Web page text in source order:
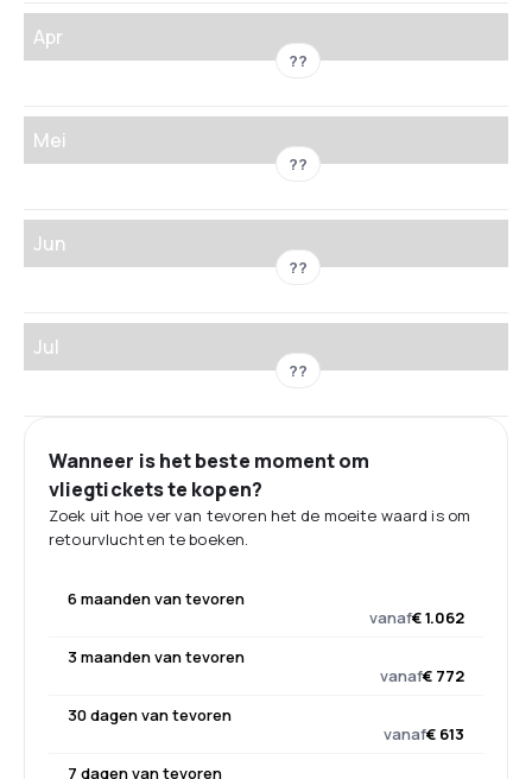
Apr
??
Mei
??
Jun
??
Jul
??
Wanneer is het beste moment om
vliegtickets te kopen?
Zoek uit hoe ver van tevoren het de moeite waard is om
retourvluchten te boeken.
6 maanden van tevoren
vanaf€ 1.062
3 maanden van tevoren
vanaf€ 772
30 dagen van tevoren
vanaf€ 613
7 dagen van tevoren